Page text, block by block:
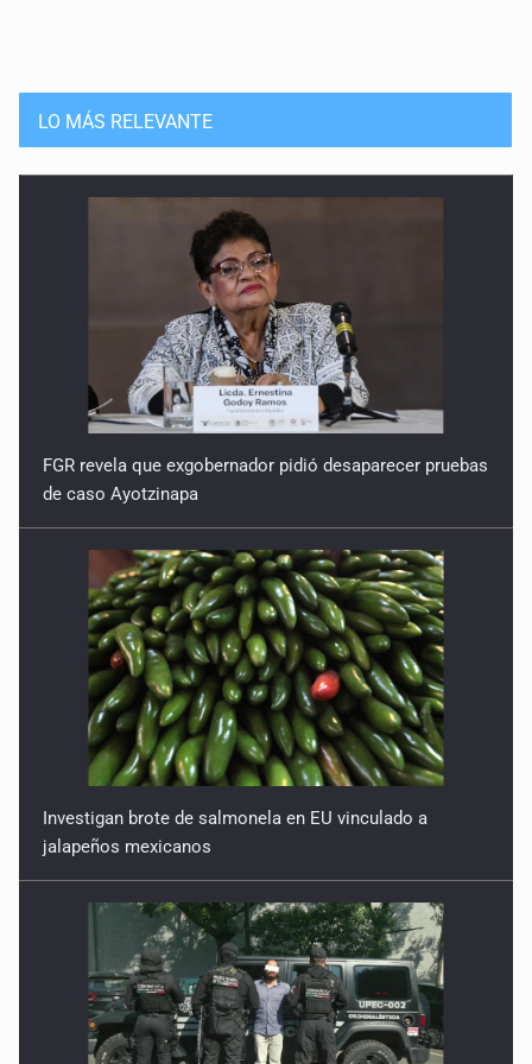
LO MÁS RELEVANTE
FGR revela que exgobernador pidió desaparecer pruebas
de caso Ayotzinapa
Investigan brote de salmonela en EU vinculado a
jalapeños mexicanos